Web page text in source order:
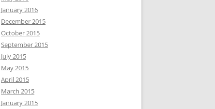
January 2016
December 2015
October 2015
September 2015
July 2015
May 2015
April 2015
March 2015
January 2015